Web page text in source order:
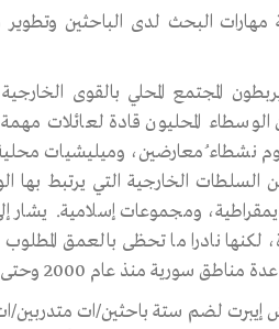
مهارات البحث لدى الباحثين
المجتمع المحلي بالقوى
الوسطاء المحليون قادة لعائلات
نشطاء ُمعارضين، وميليشيات
السلطات الخارجية التي يرتبط
ومجموعات إسلامية.
لكنها نادرا ما تحظى بالعمق
عام 2000 وحتى الآن، ووضعها في إطار نظري.
لضم ستة باحثين/ات متدربين/ات